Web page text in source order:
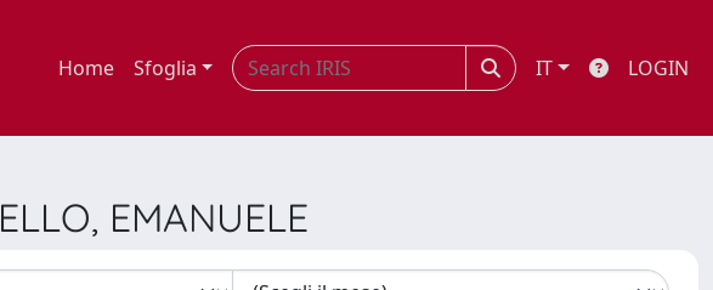
Home Sfoglia IT LOGIN
EMANUELE